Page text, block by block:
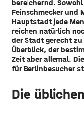
bereichernd.
Feinschmecker und
Hauptstadt jede
reichen natürlich
der Stadt gerecht
Überblick, der
Zeit aber allemal.
für Berlinbesucher
Die